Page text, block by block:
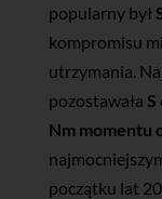
popularny był
kompromisu
utrzymania.
pozostawała
Nm momentu
początku lat